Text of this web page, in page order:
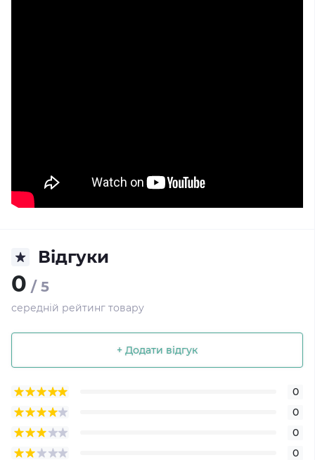
Відгуки
0 / 5
середній рейтинг товару
+ Додати відгук
0
0
0
0